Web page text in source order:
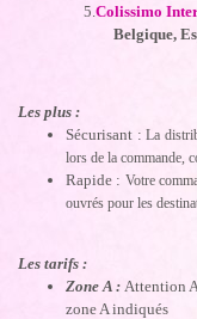
5.Colissimo
Belgique,
Les plus :
Sécurisant :La
lors de la commande,
Rapide : Votre
ouvrés pour les
Les tarifs :
Zone A : Attention
zone A indiqués